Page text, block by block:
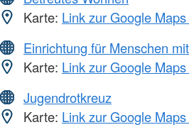
Karte: Link zur Google
Einrichtung für Menschen
Karte: Link zur Google
Jugendrotkreuz
Karte: Link zur Google